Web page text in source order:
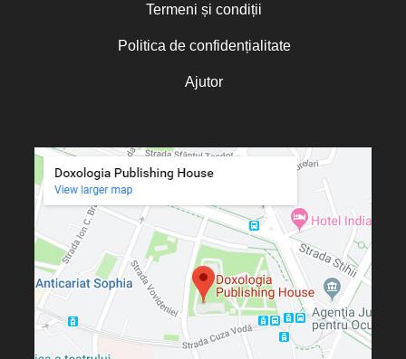
Termeni și condiții
Politica de confidențialitate
Ajutor